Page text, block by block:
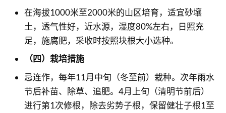
在海拔1000米至2000米的山区培育，适宜砂壤
土，透气性好，近水源，湿度80%左右，日照充
足，施腐肥，采收时按照块根大小选种。
（四）栽培措施
忌连作，每年11月中旬（冬至前）栽种。次年雨水
节后补苗、除草、追肥。4月上旬（清明节前后）
进行第1次修根，除去劣势子根，保留健壮子根1至